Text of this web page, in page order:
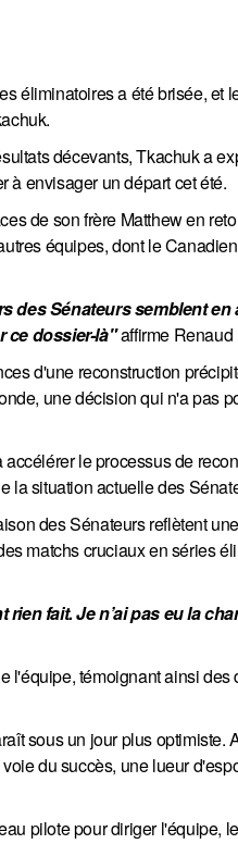
éliminatoires a été brisée, et
décevants, Tkachuk a
à envisager un départ cet été.
de son frère Matthew en
équipes, dont le
des Sénateurs semblent
ce dossier-là"affirme Renaud
d'une reconstruction
une décision qui n'a pas
le processus de
la situation actuelle des
des Sénateurs reflètent
matchs cruciaux en séries
fait. Je n’ai pas eu la
l'équipe, témoignant ainsi
sous un jour plus optimiste.
du succès, une lueur
pilote pour diriger l'équipe,